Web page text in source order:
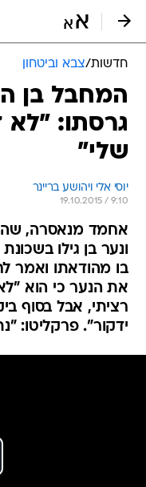
חדשות/צבא וביטחון
גרסתו: "לא
שלי"
יוסי אלי ויהושע בריינר
19.10.2015 / 9:10
ונער בן גילו
בו מהודאתו ואמר
את הנער כי הוא
רציתי, אבל בסוף
ידקור". פרקליטו: